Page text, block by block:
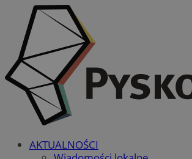
AKTUALNOŚCI